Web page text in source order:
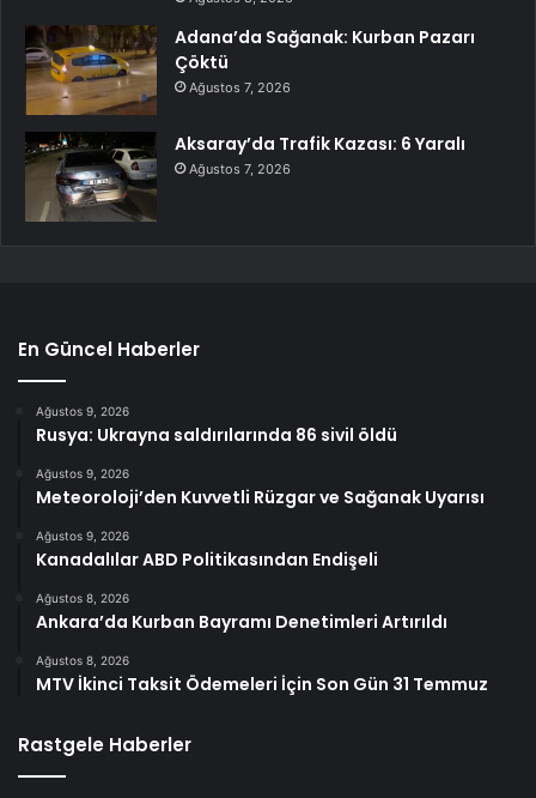
Adana’da Sağanak: Kurban Pazarı
Çöktü
Ağustos 7, 2026
Aksaray’da Trafik Kazası: 6 Yaralı
Ağustos 7, 2026
En Güncel Haberler
Ağustos 9, 2026
Rusya: Ukrayna saldırılarında 86 sivil öldü
Ağustos 9, 2026
Meteoroloji’den Kuvvetli Rüzgar ve Sağanak Uyarısı
Ağustos 9, 2026
Kanadalılar ABD Politikasından Endişeli
Ağustos 8, 2026
Ankara’da Kurban Bayramı Denetimleri Artırıldı
Ağustos 8, 2026
MTV İkinci Taksit Ödemeleri İçin Son Gün 31 Temmuz
Rastgele Haberler